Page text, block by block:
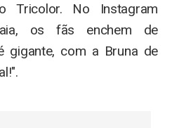
Tricolor. No Instagram
os fãs enchem de
gigante, com a Bruna de